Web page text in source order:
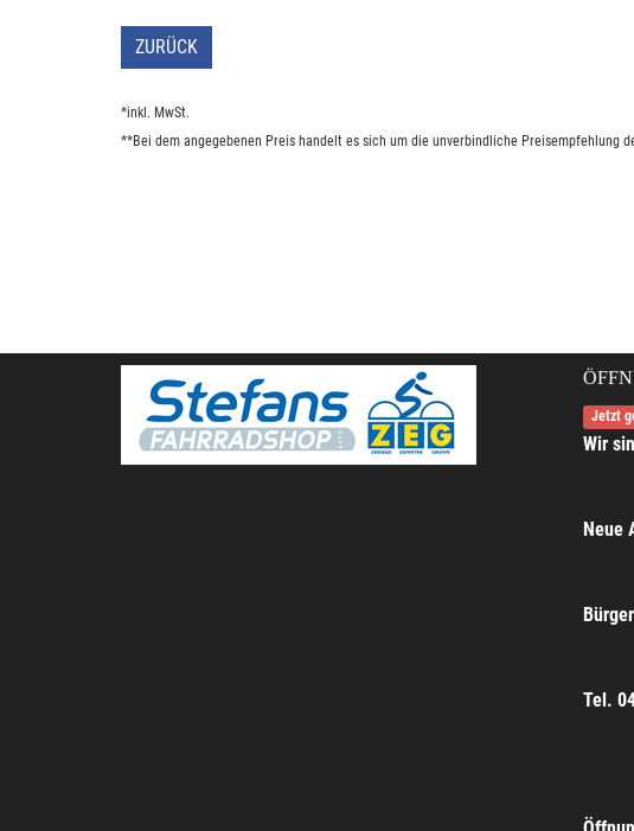
ZURÜCK
*inkl. MwSt.
**Bei dem angegebenen Preis handelt es sich um die unverbindliche Preisempfehlung
Jetzt
Wir
Neue
Tel.